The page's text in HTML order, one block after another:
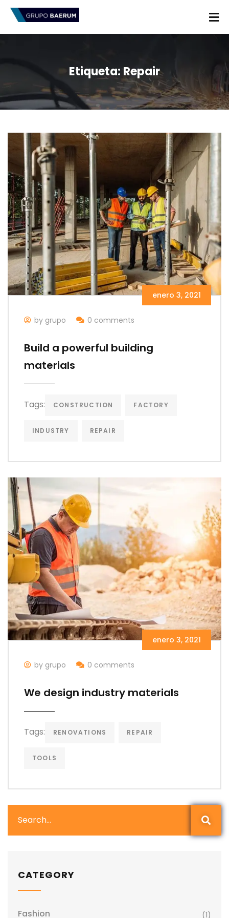
Etiqueta: Repair
enero 3, 2021
by grupo 0 comments
Build a powerful building
materials
Tags: CONSTRUCTION FACTORY
INDUSTRY REPAIR
enero 3, 2021
by grupo 0 comments
We design industry materials
Tags: RENOVATIONS REPAIR
TOOLS
CATEGORY
Fashion (1)